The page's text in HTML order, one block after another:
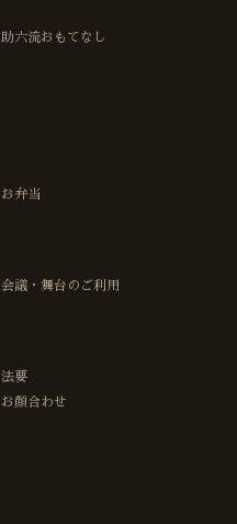
助六流おもてなし
お弁当
会議・舞台のご利用
法要
お顔合わせ